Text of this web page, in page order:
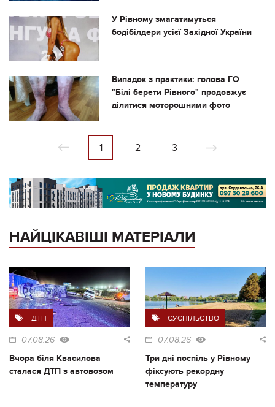
У Рівному змагатимуться
бодібілдери усієї Західної України
Випадок з практики: голова ГО
"Білі берети Рівного" продовжує
ділитися моторошними фото
1 2 3
НАЙЦІКАВІШІ МАТЕРІАЛИ
ДТП
07.08.26
Вчора біля Квасилова
сталася ДТП з автовозом
СУСПІЛЬСТВО
07.08.26
Три дні поспіль у Рівному
фіксують рекордну
температуру